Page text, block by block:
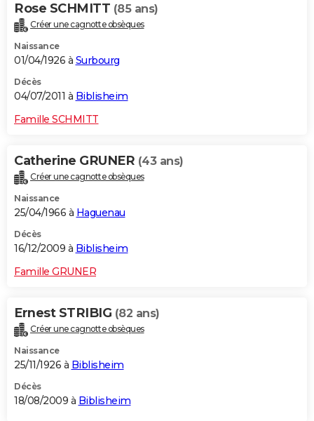
Rose SCHMITT (85 ans)
Créer une cagnotte obsèques
Naissance
01/04/1926 à Surbourg
Décès
04/07/2011 à Biblisheim
Famille SCHMITT
Catherine GRUNER (43 ans)
Créer une cagnotte obsèques
Naissance
25/04/1966 à Haguenau
Décès
16/12/2009 à Biblisheim
Famille GRUNER
Ernest STRIBIG (82 ans)
Créer une cagnotte obsèques
Naissance
25/11/1926 à Biblisheim
Décès
18/08/2009 à Biblisheim